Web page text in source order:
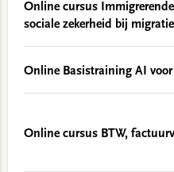
Online cursus Immigrerende
sociale zekerheid bij
Online Basistraining AI
Online cursus BTW,